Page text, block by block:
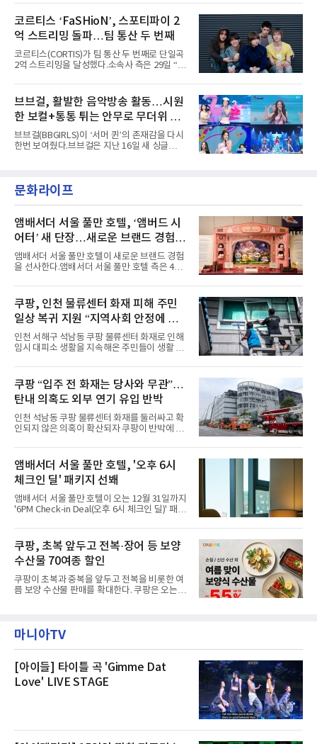
정적인 실력을 입증했고, 올해 '2026 어썸뮤직
페스티벌', '뷰티풀 민트 라이프 2026', '2026
heart(와일드 하트)’라는 제목이 붙은 콘셉트 포
토에는 멤버들의 본능적이고 야성적인 면모가
강렬하게 담겼다. 짙은 아이섀도와 푸른빛·금빛·
붉은빛의 컬러 렌즈가 비현실적인 분위기를 자
아내고, 여러 원색이 불규칙하게 뒤섞인 멀티컬
러 헤어와 과감한 블루·블랙 립 메이크업이 낯설
고도 매혹적인 비주얼을 완성했다.스타일링 역
엣을 거침없이 결합했다. 멤버들은 각기 다른 개
성을 살린 스타일링을 선
코르티스 ‘FaSHioN’, 스포티파이 2
억 스트리밍 돌파…팀 통산 두 번째
코르티스(CORTIS)가 팀 통산 두 번째로 단일곡
2억 스트리밍을 달성했다.소속사 측은 29일 “코
벌 오디오·음원 스트리밍 플랫폼 스포티파이에
서 27일 자로 누적 재생 수 2억 회를 돌파했
다”고 밝혔다.곡이 발표된 지 약 10개월 만이다.
팀의 첫 번째 2억 스트리밍 곡은 동일 음반에 수
록된 ‘GO!’다. 이 노래는 공개 약 9개월 만인 지
난달 26일 자에 2억 고지를 밟았다. 이는 최근 5
년 내 데뷔한 보이그룹의 곡 중 최단기 2억 달성
했다. “내 티, 5 bucks 바지는, 만원” 등 멤버들
의 라이프 스타일
브브걸, 활발한 음악방송 활동…시원
한 보컬+통통 튀는 안무로 무더위 사
냥
브브걸(BBGIRLS)이 ‘서머 퀸’의 존재감을 다시
한번 보여줬다.브브걸은 지난 16일 새 싱글
MBC '쇼! 음악중심', SBS '인기가요' 등 주요 음
악방송 무대에 올라 화려한 퍼포먼스를 펼쳤다.
력을 앞세워 매 무대 색다른 볼거리를 선사했다.
특히 화사한 파스텔 톤의 비치웨어부터 청량한
마린룩, 햇살 아래 반짝이는 물결을 연상시키는
스커트, 강렬한 붉은 계열의 스타일링까지 각기
다른 매력을 선보였다. 브브걸은 다채로운 여름
패션을 완벽하게 소화하며 보
문화라이프
앰배서더 서울 풀만 호텔, ‘앰버드 시
어터’ 새 단장…새로운 브랜드 경험 선
사
앰배서더 서울 풀만 호텔이 새로운 브랜드 경험
을 선사한다.앰배서더 서울 풀만 호텔 측은 4일
이야기를 담은 인형 극장 콘셉트의 공간 ‘앰버드
시어터(Ambird Theater)’를 새롭게 선보인
다”고 밝혔다.앰배서더 서울 풀만 호텔은 로비
한편에 마련된 앰버드 존을 통해 앰버드의 세계
관을 소개해왔다. 앰버드 존은 앰버드가 우주여
행 중 수집한 다양한 굿즈를 전시한 '앰버드 플래
닛(Ambird Planet)과 계절별 플라워 연출로 사
라 극장을 모티브로 한 데코레이션으로 구성됐
다. 무대 공간 및 티켓 박스
쿠팡, 인천 물류센터 화재 피해 주민
일상 복귀 지원 “지역사회 안정에 총
력”
인천 서해구 석남동 쿠팡 물류센터 화재로 인해
임시 대피소 생활을 지속해온 주민들이 생활 터
필먼트서비스(CFS)가 지난 28일부터 화재 피해
주민을 대상으로 전문 출장 청소서비스 지원에
나섬으로써 본격적인 지역사회 복구 작업이 시
작된 것이다.대피소 주민 중심 청소 접수, 첫날
부터 2가구 지원 완료CFS는 신현초등학교, 신
현북초등학교, 신현여자중학교 등 인천 서해구
관내 임시 대피소 3곳에서 체류해온 화재 피해
민들의 호응 속에 CFS는 즉시 행동에 나섰다. 지
난 28일 오후 전문 청소업체와
쿠팡 “입주 전 화재는 당사와 무관”…
탄내 의혹도 외부 연기 유입 반박
인천 석남동 쿠팡 물류센터 화재를 둘러싸고 확
인되지 않은 의혹이 확산되자 쿠팡이 반박에 나
에 대해서는 외부 화재 연기 유입이라고 설명했
고, 2023년 같은 물류센터에서 발생한 화재에
대해서도 쿠팡 입주 전 공사 과정에서 벌어진 일
이라며 선을 그었다.쿠팡은 21일 인천 물류센터
내부에서 불이 타는 냄새가 났다는 의혹과 관련
해 “사실무근”이라는 입장을 밝혔다.회사 측은
“인근에서 지난 15일 다른 회사에서 발생한 대
것으로 확인됐다”고 설명했다.이어 “정확한 화
재 원인은 추후 조사될
앰배서더 서울 풀만 호텔, '오후 6시
체크인 딜' 패키지 선봬
앰배서더 서울 풀만 호텔이 오는 12월 31일까지
'6PM Check-in Deal(오후 6시 체크인 딜)' 패키
으로 여유로운 저녁 시간부터 호텔 스테이를 시
작할 수 있도록 준비됐다.앰배서더 서울 풀만 호
텔 측은 “퇴근 후 또는 주말 도심 속에서 짧지만
온전한 휴식을 원하는 고객들에게 특별한 경험
을 제공한다”고 밝혔다.패키지는 디럭스와 이그
제큐티브 두 가지 타입으로 구성된다. 디럭스 패
키지는 객실 1박(룸 온리)으로 심플한 호캉스를
스 센터 사우나 2인 이용 혜택이 포함된다.특히
클럽 앰배서더 라운지
쿠팡, 초복 앞두고 전복·장어 등 보양
수산물 70여종 할인
쿠팡이 초복과 중복을 앞두고 전복을 비롯한 여
름 보양 수산물 판매를 확대한다. 쿠팡은 오는
우 등이 포함됐다. 쿠팡은 올해 큰 크기의 전복
생산량이 늘어난 점을 반영해 주요 산지 상품을
전복은 산지에서 채취한 뒤 전국으로 직송되는
방식으로 운영된다. 신선도가 중요한 상품인 만
큼 이르면 다음 날 오전 배송이 가능하도록 물류
마니아TV
[아이들] 타이틀 곡 'Gimme Dat
Love' LIVE STAGE